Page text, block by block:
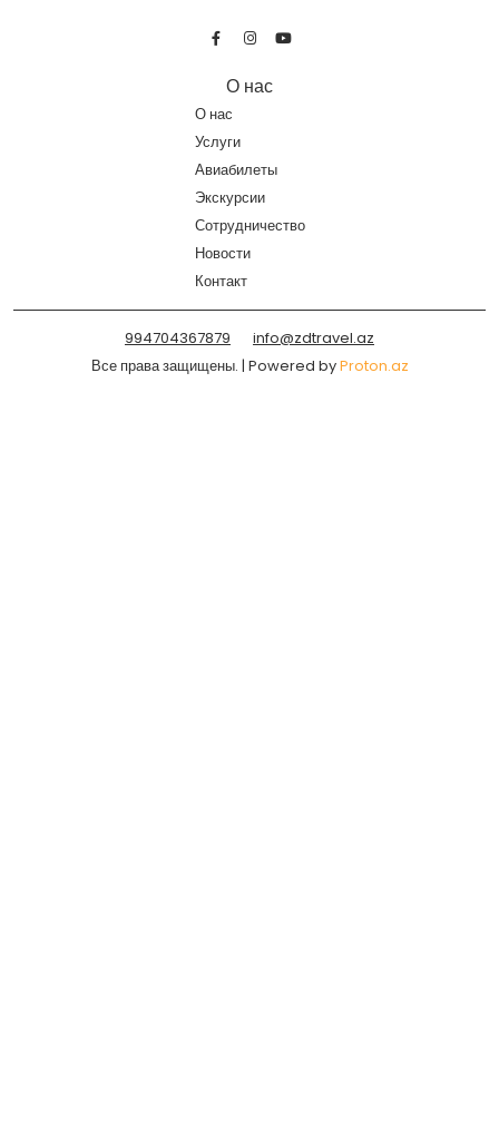
О нас
О нас
Услуги
Авиабилеты
Экскурсии
Сотрудничество
Новости
Контакт
Все права защищены. | Powered byProton.az
994704367879 info@zdtravel.az